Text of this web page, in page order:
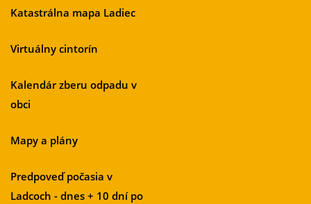
Katastrálna mapa Ladiec
Virtuálny cintorín
Kalendár zberu odpadu v
obci
Mapy a plány
Predpoveď počasia v
Ladcoch - dnes + 10 dní po